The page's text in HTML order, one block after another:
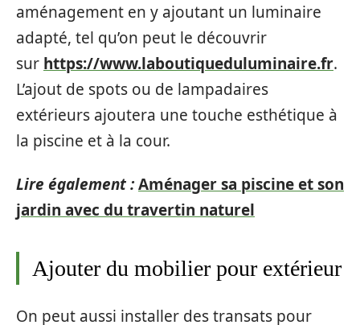
aménagement en y ajoutant un luminaire
adapté, tel qu’on peut le découvrir
sur https://www.laboutiqueduluminaire.fr.
L’ajout de spots ou de lampadaires
extérieurs ajoutera une touche esthétique à
la piscine et à la cour.
Lire également :Aménager sa piscine et son
jardin avec du travertin naturel
Ajouter du mobilier pour extérieur
On peut aussi installer des transats pour